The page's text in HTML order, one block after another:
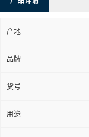
产地
品牌
货号
用途